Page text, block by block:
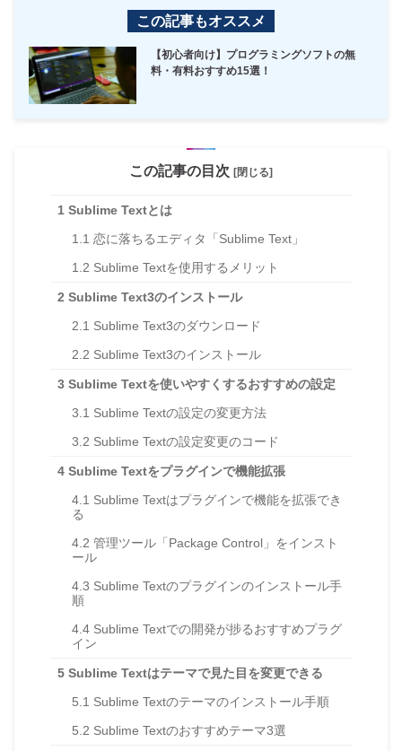
この記事もオススメ
【初心者向け】プログラミングソフトの無
料・有料おすすめ15選！
この記事の目次 [閉じる]
1 Sublime Textとは
1.1 恋に落ちるエディタ「Sublime Text」
1.2 Sublime Textを使用するメリット
2 Sublime Text3のインストール
2.1 Sublime Text3のダウンロード
2.2 Sublime Text3のインストール
3 Sublime Textを使いやすくするおすすめの設定
3.1 Sublime Textの設定の変更方法
3.2 Sublime Textの設定変更のコード
4 Sublime Textをプラグインで機能拡張
4.1 Sublime Textはプラグインで機能を拡張でき
る
4.2 管理ツール「Package Control」をインスト
ール
4.3 Sublime Textのプラグインのインストール手
順
4.4 Sublime Textでの開発が捗るおすすめプラグ
イン
5 Sublime Textはテーマで見た目を変更できる
5.1 Sublime Textのテーマのインストール手順
5.2 Sublime Textのおすすめテーマ3選